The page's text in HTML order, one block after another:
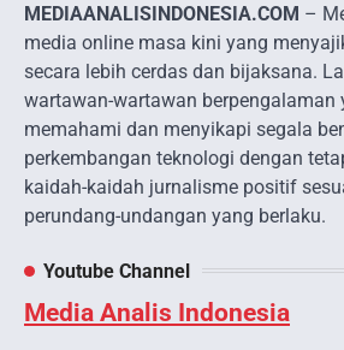
MEDIAANALISINDONESIA.COM –
media online masa kini yang
secara lebih cerdas dan bijaksana.
wartawan-wartawan berpengalaman
memahami dan menyikapi segala
perkembangan teknologi dengan
kaidah-kaidah jurnalisme positif
perundang-undangan yang berlaku.
Youtube Channel
Media Analis Indonesia